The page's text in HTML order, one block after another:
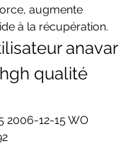
augmente
à la récupération.
anavar
qualité
2006-12-15 WO